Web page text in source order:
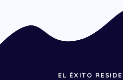
EL ÉXITO